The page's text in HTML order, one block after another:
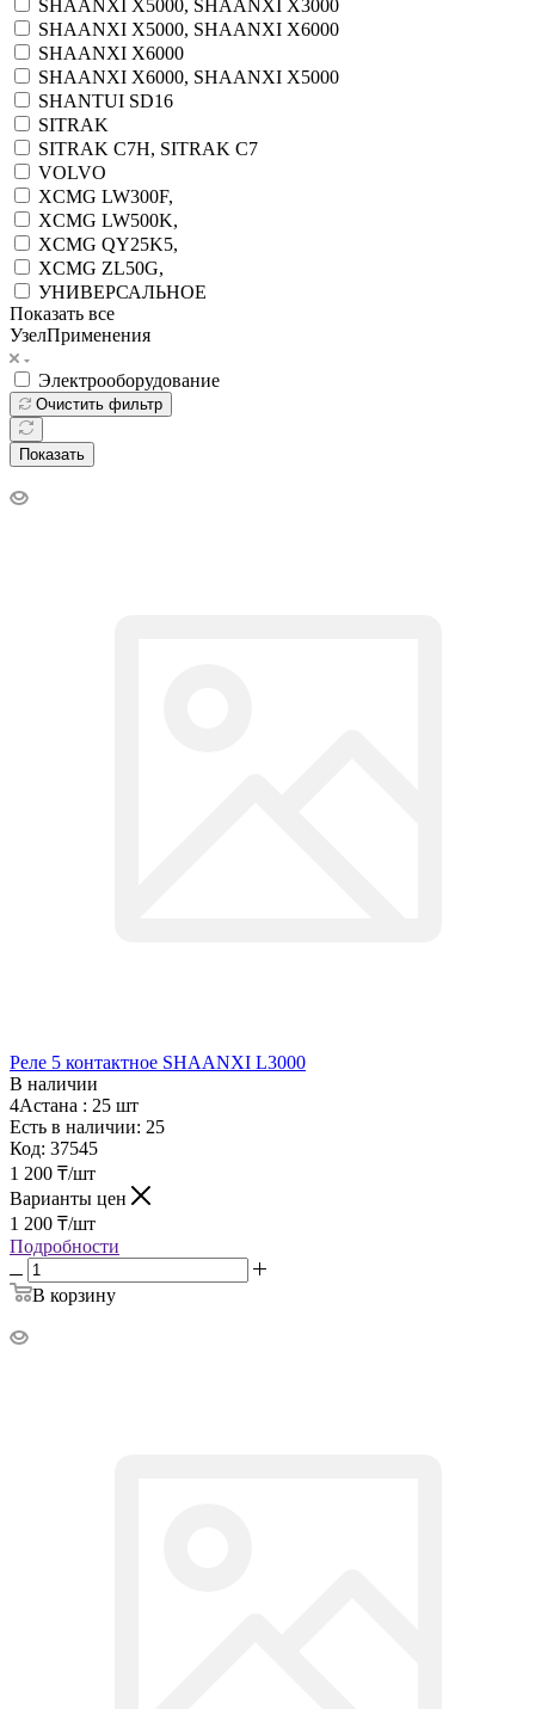
SHAANXI X5000, SHAANXI X3000
SHAANXI X5000, SHAANXI X6000
SHAANXI X6000
SHAANXI X6000, SHAANXI X5000
SHANTUI SD16
SITRAK
SITRAK C7H, SITRAK C7
VOLVO
XCMG LW300F,
XCMG LW500K,
XCMG QY25K5,
XCMG ZL50G,
УНИВЕРСАЛЬНОЕ
Показать все
УзелПрименения
Электрооборудование
Очистить фильтр
Показать
Реле 5 контактное SHAANXI L3000
В наличии
4Астана : 25 шт
Есть в наличии: 25
Код: 37545
1 200 ₸/шт
Варианты цен
1 200 ₸/шт
Подробности
В корзину